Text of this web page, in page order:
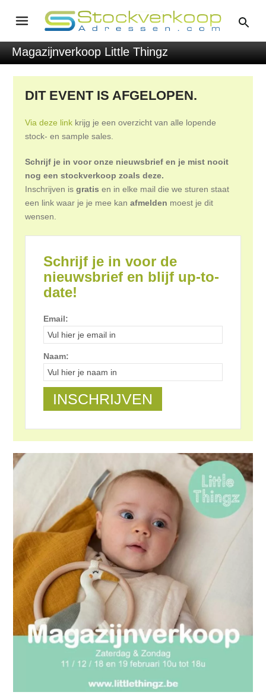
Magazijnverkoop Little Thingz
DIT EVENT IS AFGELOPEN.
Via deze link krijg je een overzicht van alle lopende
stock- en sample sales.
Schrijf je in voor onze nieuwsbrief en je mist nooit
nog een stockverkoop zoals deze.
Inschrijven isgratis en in elke mail die we sturen staat
een link waar je je mee kanafmelden moest je dit
wensen.
Schrijf je in voor de
nieuwsbrief en blijf up-to-
date!
Email:
Naam: